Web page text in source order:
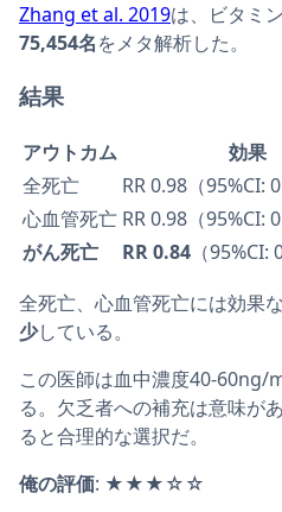
Zhang et al. 2019は、ビタミ
75,454名をメタ解析した。
結果
アウトカム 効果
全死亡
RR 0.98（95%CI:
心血管死亡 RR 0.98（95%CI:
がん死亡
RR 0.84 （95%CI:
全死亡、心血管死亡には効果
少している。
この医師は血中濃度40-60ng/
る。欠乏者への補充は意味が
ると合理的な選択だ。
俺の評価: ★★★☆☆